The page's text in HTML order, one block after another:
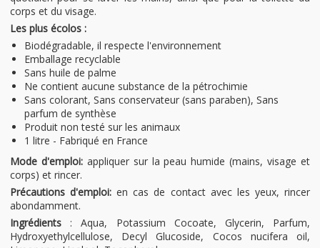
corps et du visage.
Les plus écolos :
Biodégradable, il respecte l'environnement
Emballage recyclable
Sans huile de palme
Ne contient aucune substance de la pétrochimie
Sans colorant, Sans conservateur (sans paraben), Sans
parfum de synthèse
Produit non testé sur les animaux
1 litre - Fabriqué en France
Mode d'emploi: appliquer sur la peau humide (mains, visage et
corps) et rincer.
Précautions d'emploi:en cas de contact avec les yeux, rincer
abondamment.
Ingrédients : Aqua, Potassium Cocoate, Glycerin, Parfum,
Hydroxyethylcellulose, Decyl Glucoside, Cocos nucifera oil,